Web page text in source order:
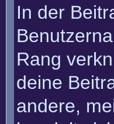
In der
Rang
deine
andere,